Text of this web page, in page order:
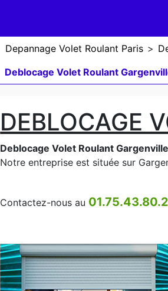
Depannage Volet Roulant Paris >
Deblocage Volet Roulant
DEBLOCAGE
Deblocage Volet Roulant
Notre entreprise est située sur
Contactez-nous au